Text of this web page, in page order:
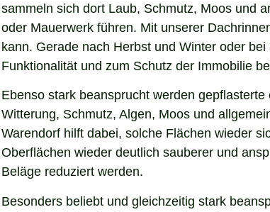
sammeln sich dort Laub, Schmutz, Moos und
oder Mauerwerk führen. Mit unserer
kann. Gerade nach Herbst und Winter oder
Funktionalität und zum Schutz der Immobilie
Ebenso stark beansprucht werden
Witterung, Schmutz, Algen, Moos und
Warendorf hilft dabei, solche Flächen wieder
Oberflächen wieder deutlich sauberer und
Beläge reduziert werden.
Besonders beliebt und gleichzeitig stark